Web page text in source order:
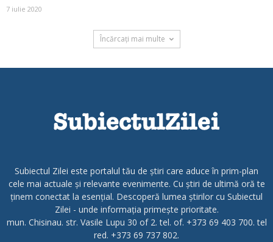
7 iulie 2020
Încărcați mai multe
Subiectul Zilei este portalul tău de știri care aduce în prim-plan
cele mai actuale și relevante evenimente. Cu știri de ultimă oră te
ținem conectat la esențial. Descoperă lumea știrilor cu Subiectul
Zilei - unde informația primește prioritate.
mun. Chisinau. str. Vasile Lupu 30 of 2. tel. of. +373 69 403 700. tel
red. +373 69 737 802.